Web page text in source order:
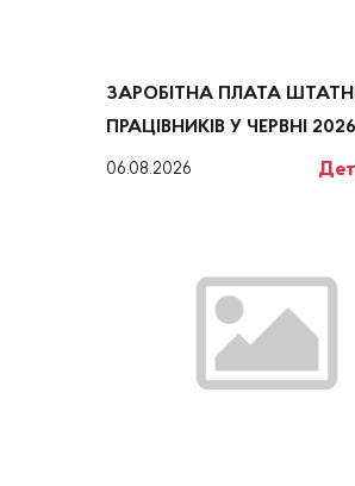
ЗАРОБІТНА ПЛАТА
ПРАЦІВНИКІВ У ЧЕРВНІ
06.08.2026